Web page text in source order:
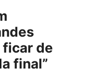
de
final”